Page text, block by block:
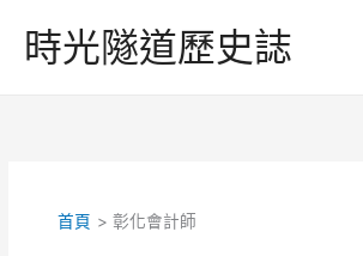
時光隧道歷史誌
首頁 彰化會計師